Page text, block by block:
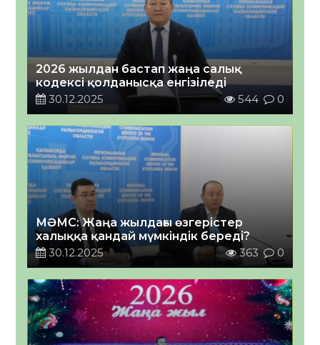
2026 жылдан бастап жаңа салық
кодексі қолданысқа енгізіледі
30.12.2025
544 0
МӘМС: Жаңа жылдағы өзгерістер
халыққа қандай мүмкіндік береді?
30.12.2025
363 0